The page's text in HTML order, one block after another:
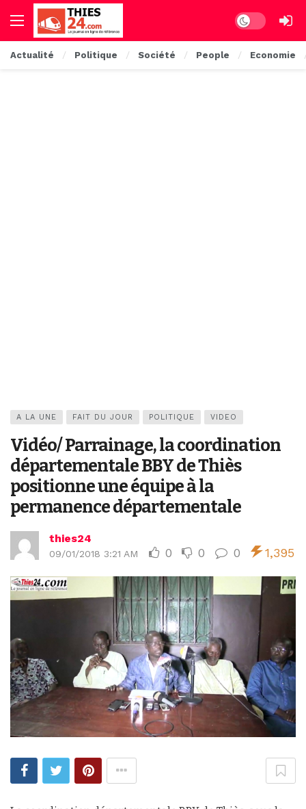
Dark mode
Actualité Politique Société People Economie
A LA UNE FAIT DU JOUR POLITIQUE VIDEO
Vidéo/ Parrainage, la coordination
départementale BBY de Thiès
positionne une équipe à la
permanence départementale
thies24
09/01/2018 3:21 AM 0 0 0 1,395